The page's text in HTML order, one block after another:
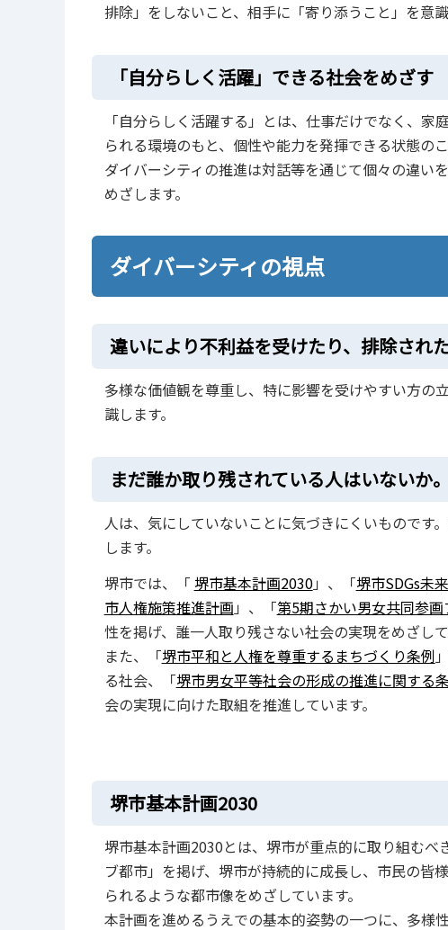
排除」をしないこと、相手に「寄り添うこと」を意
「自分らしく活躍」できる社会をめざす
「自分らしく活躍する」とは、仕事だけでなく、
られる環境のもと、個性や能力を発揮できる状態のこ
ダイバーシティの推進は対話等を通じて個々の違い
めざします。
ダイバーシティの視点
違いにより不利益を受けたり、排除され
多様な価値観を尊重し、特に影響を受けやすい方の
識します。
まだ誰か取り残されている人はいないか。
人は、気にしていないことに気づきにくいものです
します。
堺市では、「 堺市基本計画2030」、「堺市SDGs未
市人権施策推進計画 」、「第5期さかい男女共同参画
性を掲げ、誰一人取り残さない社会の実現をめざして
また、「堺市平和と人権を尊重するまちづくり条例
る社会、「堺市男女平等社会の形成の推進に関する
会の実現に向けた取組を推進しています。
堺市基本計画2030
堺市基本計画2030とは、堺市が重点的に取り組む
ブ都市」を掲げ、堺市が持続的に成長し、市民の皆
られるような都市像をめざしています。
本計画を進めるうえでの基本的姿勢の一つに、多様